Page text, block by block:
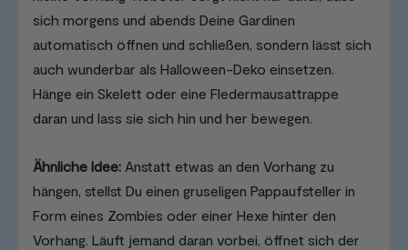
sich morgens und abends Deine Gardinen
automatisch öffnen und schließen, sondern lässt sich
auch wunderbar als Halloween-Deko einsetzen.
Hänge ein Skelett oder eine Fledermausattrappe
daran und lass sie sich hin und her bewegen.
Ähnliche Idee: Anstatt etwas an den Vorhang zu
hängen, stellst Du einen gruseligen Pappaufsteller in
Form eines Zombies oder einer Hexe hinter den
Vorhang. Läuft jemand daran vorbei, öffnet sich der